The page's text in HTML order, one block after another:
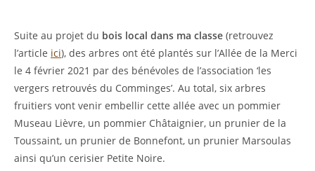
Suite au projet du bois local dans ma classe (retrouvez
l’article ici), des arbres ont été plantés sur l’Allée de la Merci
le 4 février 2021 par des bénévoles de l’association ‘les
vergers retrouvés du Comminges’. Au total, six arbres
fruitiers vont venir embellir cette allée avec un pommier
Museau Lièvre, un pommier Châtaignier, un prunier de la
Toussaint, un prunier de Bonnefont, un prunier Marsoulas
ainsi qu’un cerisier Petite Noire.